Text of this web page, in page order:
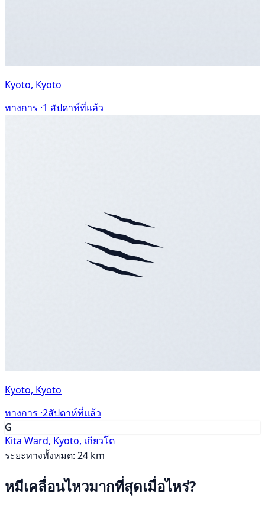
Kyoto, Kyoto
ทางการ ·1 สัปดาห์ที่แล้ว
Kyoto, Kyoto
ทางการ ·2สัปดาห์ที่แล้ว
G
Kita Ward, Kyoto, เกียวโต
ระยะทางทั้งหมด: 24 km
หมีเคลื่อนไหวมากที่สุดเมื่อไหร่?